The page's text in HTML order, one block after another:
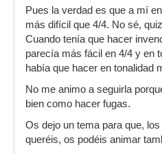
Pues la verdad es que a mí
más difícil que 4/4. No sé,
Cuando tenía que hacer
parecía más fácil en 4/4 y en
había que hacer en tonalidad
No me animo a seguirla
bien como hacer fugas.
Os dejo un tema para que,
queréis, os podéis animar